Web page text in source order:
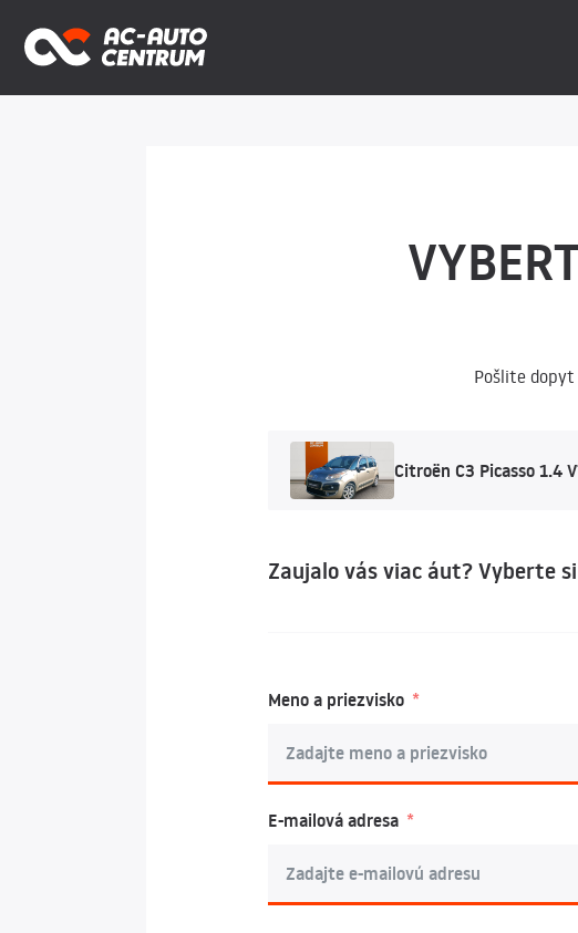
Pošlite
Citroën C3 Picasso 1.4
Zaujalo vás viac áut? Vyberte
Meno a priezvisko
E-mailová adresa